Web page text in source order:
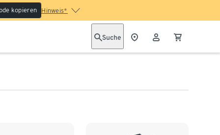
kopieren Hinweis*
Suche